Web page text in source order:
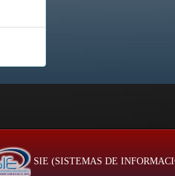
SIE (SISTEMAS DE